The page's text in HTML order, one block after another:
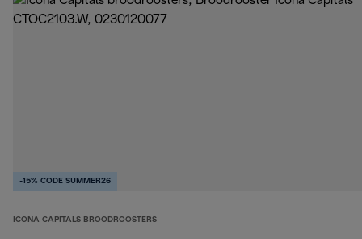
-15% CODE SUMMER26
ICONA CAPITALS BROODROOSTERS